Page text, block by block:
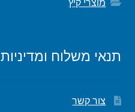
תנאי משלוח ומדיניות
צור קשר